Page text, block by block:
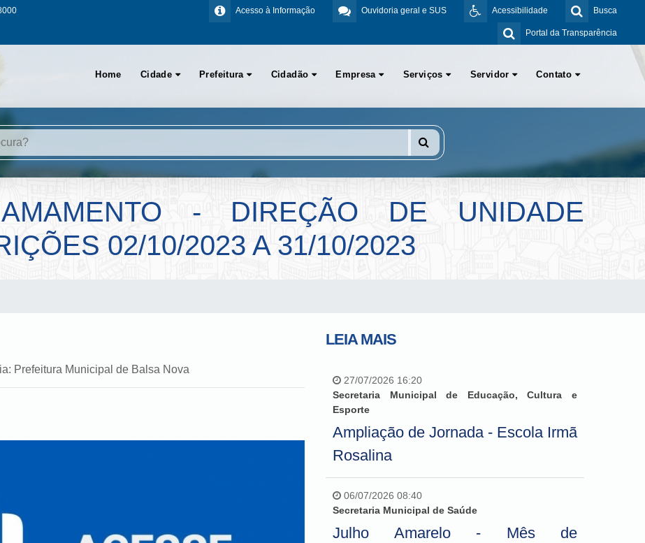
Busca
Acessibilidade
Ouvidoria geral e SUS
Acesso à Informação
Portal da Transparência
Home Cidade Prefeitura Cidadão Empresa Serviços Servidor Contato
- DIREÇÃO DE UNIDADE
02/10/2023 A 31/10/2023
Prefeitura Municipal de Balsa Nova
LEIA MAIS
27/07/2026 16:20
Secretaria Municipal de Educação, Cultura e
Esporte
Ampliação de Jornada - Escola Irmã
Rosalina
06/07/2026 08:40
Secretaria Municipal de Saúde
Julho Amarelo - Mês de